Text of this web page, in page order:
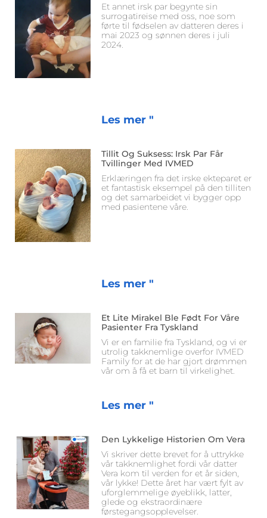
Et annet irsk par begynte sin
surrogatireise med oss, noe som
førte til fødselen av datteren deres i
mai 2023 og sønnen deres i juli
2024.
Les mer "
Tillit Og Suksess: Irsk Par Får
Tvillinger Med IVMED
Erklæringen fra det irske ekteparet er
et fantastisk eksempel på den tilliten
og det samarbeidet vi bygger opp
med pasientene våre.
Les mer "
Et Lite Mirakel Ble Født For Våre
Pasienter Fra Tyskland
Vi er en familie fra Tyskland, og vi er
utrolig takknemlige overfor IVMED
Family for at de har gjort drømmen
vår om å få et barn til virkelighet.
Les mer "
Den Lykkelige Historien Om Vera
Vi skriver dette brevet for å uttrykke
vår takknemlighet fordi vår datter
Vera kom til verden for et år siden,
vår lykke! Dette året har vært fylt av
uforglemmelige øyeblikk, latter,
glede og ekstraordinære
førstegangsopplevelser.